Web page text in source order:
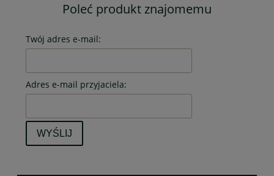
Poleć produkt znajomemu
Twój adres e-mail:
Adres e-mail przyjaciela:
WYŚLIJ